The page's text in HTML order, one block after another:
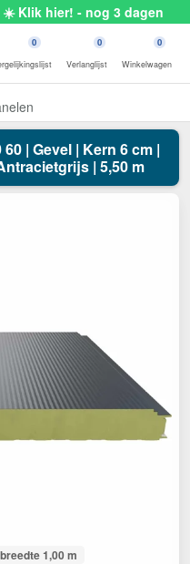
☀️ Klik hier! - nog 3 dagen
0 0
Verlanglijst
0
Winkelwagen
| Gevel | Kern 6 cm |
| 5,50 m
1,00 m